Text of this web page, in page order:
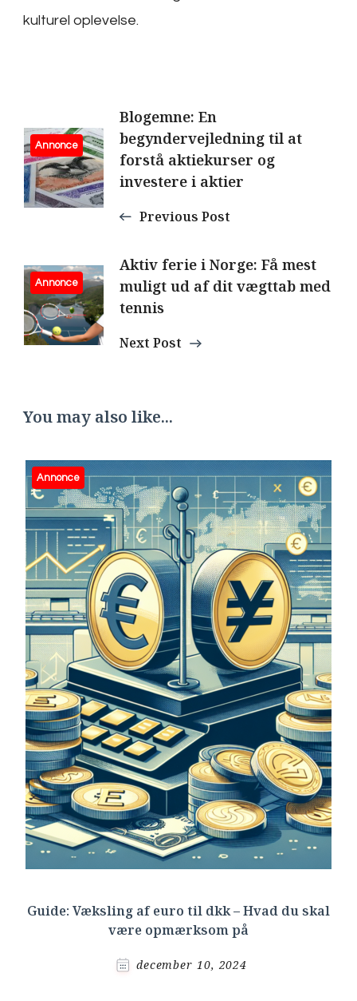
kulturel oplevelse.
Post
Navigation
Annonce
Blogemne: En
begyndervejledning til at
forstå aktiekurser og
investere i aktier
Previous Post
Annonce
Aktiv ferie i Norge: Få mest
muligt ud af dit vægttab med
tennis
Next Post
You may also like...
Annonce
Guide: Væksling af euro til dkk – Hvad du skal
være opmærksom på
december 10, 2024